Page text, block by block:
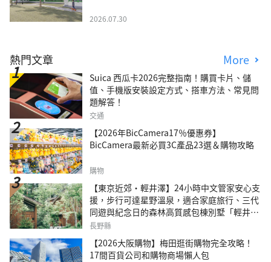
2026.07.30
熱門文章 More
Suica 西瓜卡2026完整指南！購買卡片、儲
值、手機版安裝設定方式、搭車方法、常見問
題解答！
交通
【2026年BicCamera17％優惠券】
BicCamera最新必買3C產品23選＆購物攻略
購物
【東京近郊・輕井澤】24小時中文管家安心支
援，步行可達星野溫泉，適合家庭旅行、三代
同遊與紀念日的森林高質感包棟別墅「輕井澤
森四季VILLA」
長野縣
【2026大阪購物】梅田逛街購物完全攻略！
17間百貨公司和購物商場懶人包